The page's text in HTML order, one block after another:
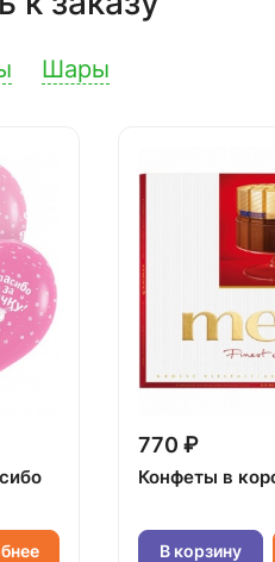
Шары
770 ₽
Конфеты в
В корзину